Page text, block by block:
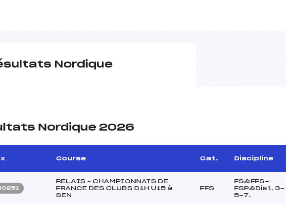
Nordique
Nordique 2026
Course Cat. Discipline
RELAIS – CHAMPIONNATS DE
FRANCE DES CLUBS D1H U15 à
SEN
FFS
FS&FFS-
FSP&Dist. 3-
5-7.